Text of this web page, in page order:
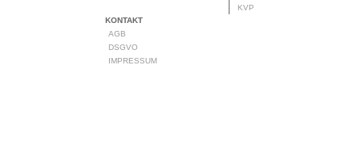
KVP
KONTAKT
AGB
DSGVO
IMPRESSUM